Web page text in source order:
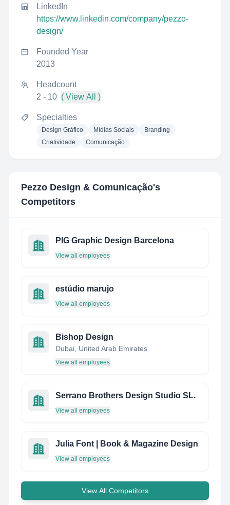
LinkedIn
https://www.linkedin.com/company/pezzo-
design/
Founded Year
2013
Headcount
2 - 10 ( View All )
Specialties
Design Gráfico Mídias Sociais
Branding
Criatividade
Comunicação
Pezzo Design & Comunicação's
Competitors
PIG Graphic Design Barcelona
View all employees
estúdio marujo
View all employees
Bishop Design
Dubai, United Arab Emirates
View all employees
Serrano Brothers Design Studio SL.
View all employees
Julia Font | Book & Magazine Design
View all employees
View All Competitors